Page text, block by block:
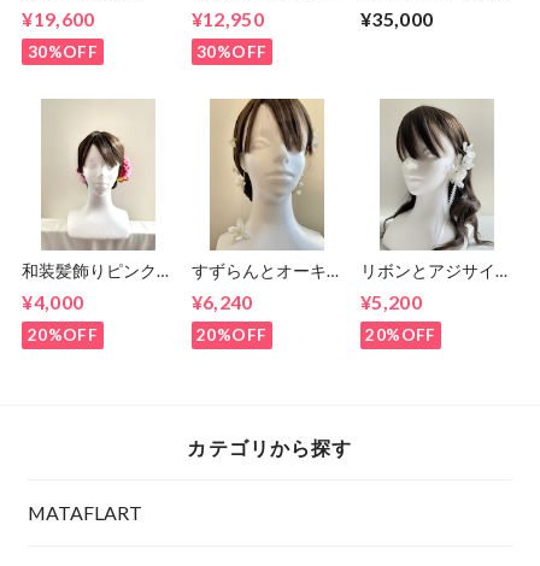
¥19,600
30%OFF
とブートニアのセッ
ト）
¥12,950
30%OFF
注生産】
¥35,000
和装髪飾りピンクダ
リア
¥4,000
20%OFF
すずらんとオーキッ
ドのイヤリング&ヘ
アパーツセット
¥6,240
20%OFF
リボンとアジサイの
イヤーフックとヘア
パーツセット
¥5,200
20%OFF
カテゴリから探す
MATAFLART